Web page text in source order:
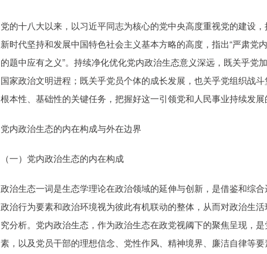
党的十八大以来，以习近平同志为核心的党中央高度重视党的建设
新时代坚持和发展中国特色社会主义基本方略的高度，指出“严肃党
的题中应有之义”。持续净化优化党内政治生态意义深远，既关乎
国家政治文明进程；既关乎党员个体的成长发展，也关乎党组织战
根本性、基础性的关键任务，把握好这一引领党和人民事业持续发
党内政治生态的内在构成与外在边界
（一）党内政治生态的内在构成
政治生态一词是生态学理论在政治领域的延伸与创新，是借鉴和综
政治行为要素和政治环境视为彼此有机联动的整体，从而对政治生
究分析。党内政治生态，作为政治生态在政党视阈下的聚焦呈现，
素，以及党员干部的理想信念、党性作风、精神境界、廉洁自律等